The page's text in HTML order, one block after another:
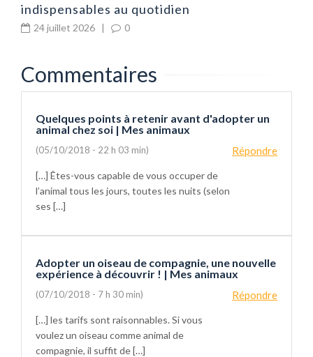
indispensables au quotidien
24 juillet 2026 | 0
Commentaires
Quelques points à retenir avant d'adopter un
animal chez soi | Mes animaux
Répondre
(05/10/2018 - 22 h 03 min)
[…] Êtes-vous capable de vous occuper de
l’animal tous les jours, toutes les nuits (selon
ses […]
Adopter un oiseau de compagnie, une nouvelle
expérience à découvrir ! | Mes animaux
Répondre
(07/10/2018 - 7 h 30 min)
[…] les tarifs sont raisonnables. Si vous
voulez un oiseau comme animal de
compagnie, il suffit de […]